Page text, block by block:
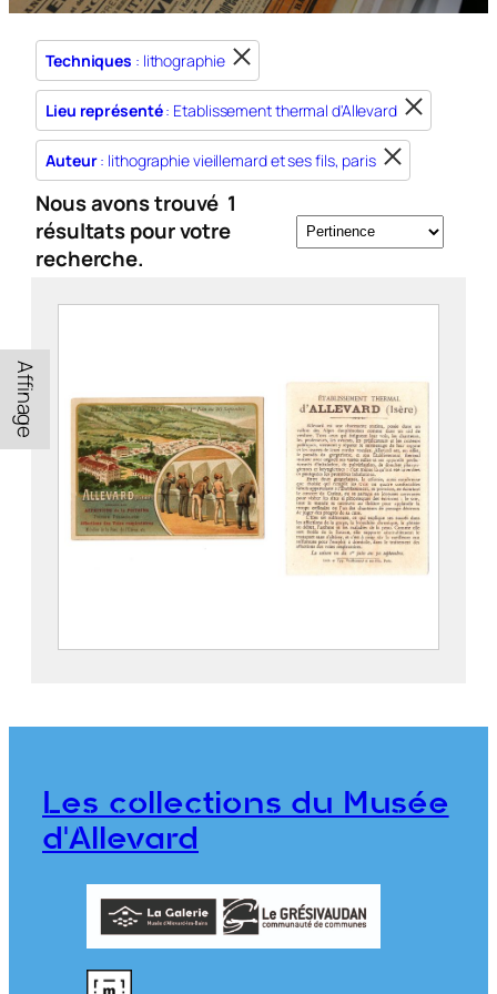
Techniques : lithographie
Lieu représenté: Etablissement thermal d'Allevard
Auteur: lithographie vieillemard et ses fils, paris
Nous avons trouvé 1
résultats pour votre
recherche.
Affinage
Etablissement thermal d’Allevard
Les collections du Musée
d'Allevard